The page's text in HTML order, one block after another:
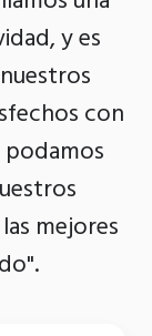
y es
con
mejores